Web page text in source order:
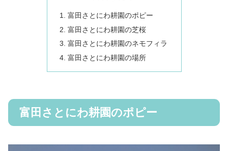
富田さとにわ耕園のポピー
富田さとにわ耕園の芝桜
富田さとにわ耕園のネモフィラ
富田さとにわ耕園の場所
富田さとにわ耕園のポピー